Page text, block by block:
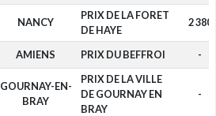
NANCY
PRIX DE LA FORET
DE HAYE
2 380
AMIENS PRIX DU BEFFROI -
GOURNAY-EN-
BRAY
PRIX DE LA VILLE
DE GOURNAY EN
BRAY
-